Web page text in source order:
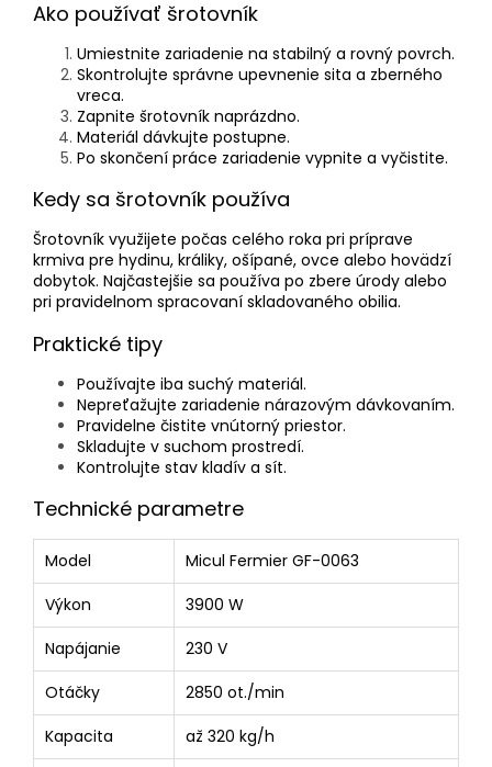
Ako používať šrotovník
Umiestnite zariadenie na stabilný a rovný povrch.
Skontrolujte správne upevnenie sita a zberného
vreca.
Zapnite šrotovník naprázdno.
Materiál dávkujte postupne.
Po skončení práce zariadenie vypnite a vyčistite.
Kedy sa šrotovník používa
Šrotovník využijete počas celého roka pri príprave
krmiva pre hydinu, králiky, ošípané, ovce alebo hovädzí
dobytok. Najčastejšie sa používa po zbere úrody alebo
pri pravidelnom spracovaní skladovaného obilia.
Praktické tipy
Používajte iba suchý materiál.
Nepreťažujte zariadenie nárazovým dávkovaním.
Pravidelne čistite vnútorný priestor.
Skladujte v suchom prostredí.
Kontrolujte stav kladív a sít.
Technické parametre
Model
Micul Fermier GF-0063
Výkon
3900 W
Napájanie
230 V
Otáčky
2850 ot./min
Kapacita
až 320 kg/h